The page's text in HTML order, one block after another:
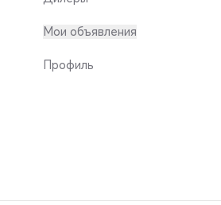
Мои объявления
Профиль